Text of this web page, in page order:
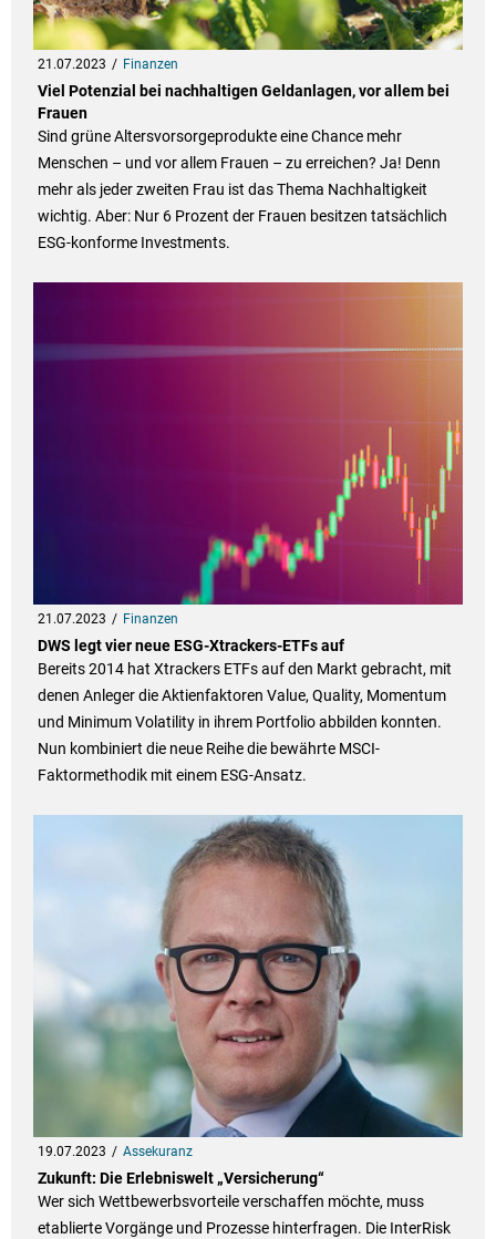
21.07.2023 Finanzen
Viel Potenzial bei nachhaltigen Geldanlagen, vor allem bei
Frauen
Sind grüne Altersvorsorgeprodukte eine Chance mehr
Menschen – und vor allem Frauen – zu erreichen? Ja! Denn
mehr als jeder zweiten Frau ist das Thema Nachhaltigkeit
wichtig. Aber: Nur 6 Prozent der Frauen besitzen tatsächlich
ESG-konforme Investments.
21.07.2023 Finanzen
DWS legt vier neue ESG-Xtrackers-ETFs auf
Bereits 2014 hat Xtrackers ETFs auf den Markt gebracht, mit
denen Anleger die Aktienfaktoren Value, Quality, Momentum
und Minimum Volatility in ihrem Portfolio abbilden konnten.
Nun kombiniert die neue Reihe die bewährte MSCI-
Faktormethodik mit einem ESG-Ansatz.
19.07.2023 Assekuranz
Zukunft: Die Erlebniswelt „Versicherung“
Wer sich Wettbewerbsvorteile verschaffen möchte, muss
etablierte Vorgänge und Prozesse hinterfragen. Die InterRisk